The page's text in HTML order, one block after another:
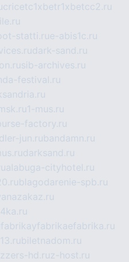
cricetc1xbetr1xbetcc2.ru
statti.rue-abis1c.ru
dark-sand.ru
sib-archives.ru
festival.ru
1-mus.ru
factory.ru
jun.rubandamn.ru
darksand.ru
alabuga-cityhotel.ru
blagodarenie-spb.ru
fabrikayfabrikaefabrika.ru
biletnadom.ru
hd.ruz-host.ru